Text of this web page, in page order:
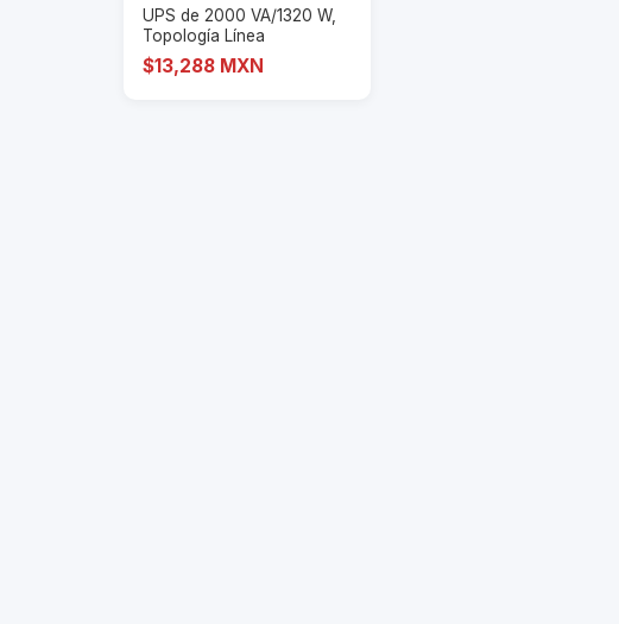
UPS de 2000 VA/1320 W,
Topología Línea
Interactiva, Entrad
$13,288 MXN